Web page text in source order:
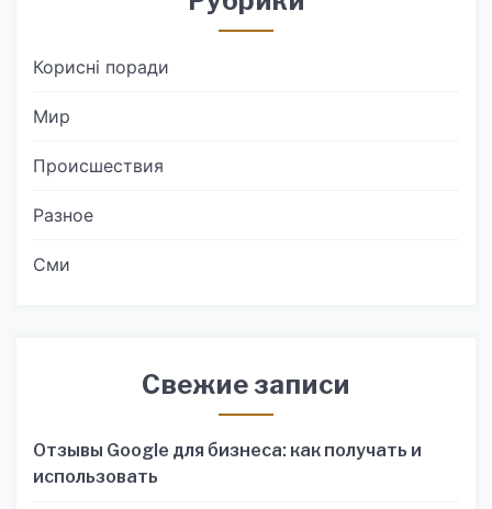
Корисні поради
Мир
Происшествия
Разное
Сми
Свежие записи
Отзывы Google для бизнеса: как получать и
использовать